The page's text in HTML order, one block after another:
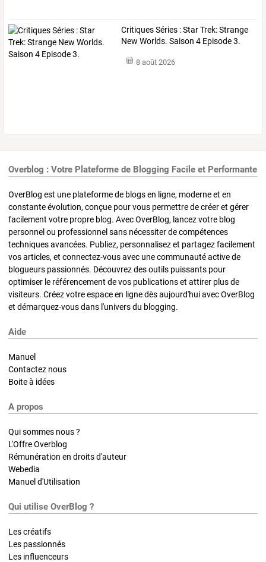
Critiques Séries : Star Trek: Strange
New Worlds. Saison 4 Episode 3.
8 août 2026
Overblog : Votre Plateforme de Blogging Facile et Performante
OverBlog est une plateforme de blogs en ligne, moderne et en
constante évolution, conçue pour vous permettre de créer et gérer
facilement votre propre blog. Avec OverBlog, lancez votre blog
personnel ou professionnel sans nécessiter de compétences
techniques avancées. Publiez, personnalisez et partagez facilement
vos articles, et connectez-vous avec une communauté active de
blogueurs passionnés. Découvrez des outils puissants pour
optimiser le référencement de vos publications et attirer plus de
visiteurs. Créez votre espace en ligne dès aujourd'hui avec OverBlog
et démarquez-vous dans l'univers du blogging.
Aide
Manuel
Contactez nous
Boite à idées
A propos
Qui sommes nous ?
L'Offre Overblog
Rémunération en droits d'auteur
Webedia
Manuel d'Utilisation
Qui utilise OverBlog ?
Les créatifs
Les passionnés
Les influenceurs